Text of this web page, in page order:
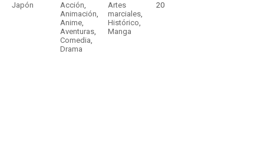
Japón Acción,
Animación,
Anime,
Aventuras,
Comedia,
Drama
Artes
marciales,
Histórico,
Manga
20